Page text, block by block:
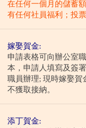
在任何一個月的儲蓄
有任何社員福利；投
嫁娶賀金:
申請表格可向辦公室
本，申請人填寫及簽
職員辦理; 現時嫁娶賀
不獲取接納。
添丁賀金: